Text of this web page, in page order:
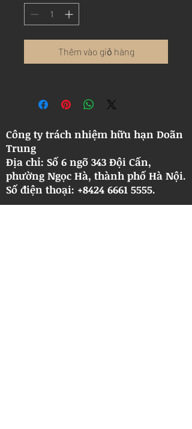
Thêm vào giỏ hàng
Công ty trách nhiệm hữu hạn Doãn
Trung
Địa chỉ: Số 6 ngõ 343 Đội Cấn,
phường Ngọc Hà, thành phố Hà Nội.
​Số điện thoại: +8424 6661 5555.